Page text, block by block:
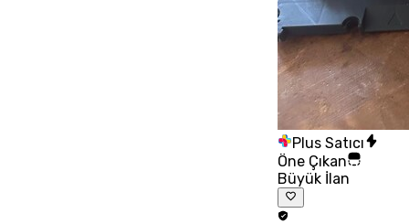
Plus Satıcı
Öne Çıkan
Büyük İlan